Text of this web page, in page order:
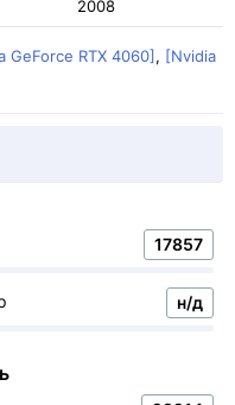
2008
GeForce RTX 4060], [Nvidia
17857
н/д